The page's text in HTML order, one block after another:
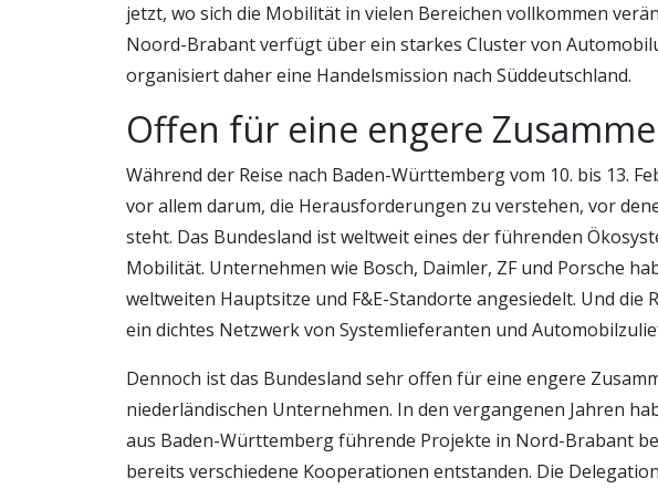
jetzt, wo sich die Mobilität in vielen Bereichen vollkommen
Noord-Brabant verfügt über ein starkes Cluster von
organisiert daher eine Handelsmission nach Süddeutschland.
Offen für eine engere
Während der Reise nach Baden-Württemberg vom 10. bis 13.
vor allem darum, die Herausforderungen zu verstehen, vor
steht. Das Bundesland ist weltweit eines der führenden
Mobilität. Unternehmen wie Bosch, Daimler, ZF und Porsche
weltweiten Hauptsitze und F&E-Standorte angesiedelt. Und die
ein dichtes Netzwerk von Systemlieferanten und
Dennoch ist das Bundesland sehr offen für eine engere
niederländischen Unternehmen. In den vergangenen Jahren
aus Baden-Württemberg führende Projekte in Nord-Brabant
bereits verschiedene Kooperationen entstanden. Die